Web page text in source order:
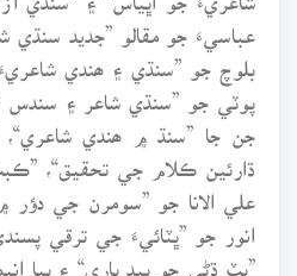
عباسيءَ جو مقالو ”جديد سنڌي
بلوچ جو ”سنڌي ۽ ھندي شاعريءَ
پوٽي جو ”سنڌي شاعر ۽ سندس
جن جا ”سنڌ ۾ ھندي
ڌارئين ڪلام جي تحقيق“،
علي الانا جو ”سومرن جي دؤر
انور جو ”ڀٽائيءَ جي ترقي
”ڀٽ ڌڻي جو ڀيد ڀاري“ ۽ ٻيا